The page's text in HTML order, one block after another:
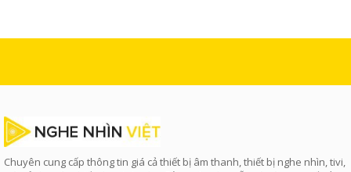
Chuyên cung cấp thông tin giá cả thiết bị âm thanh, thiết bị nghe nhìn, tivi,